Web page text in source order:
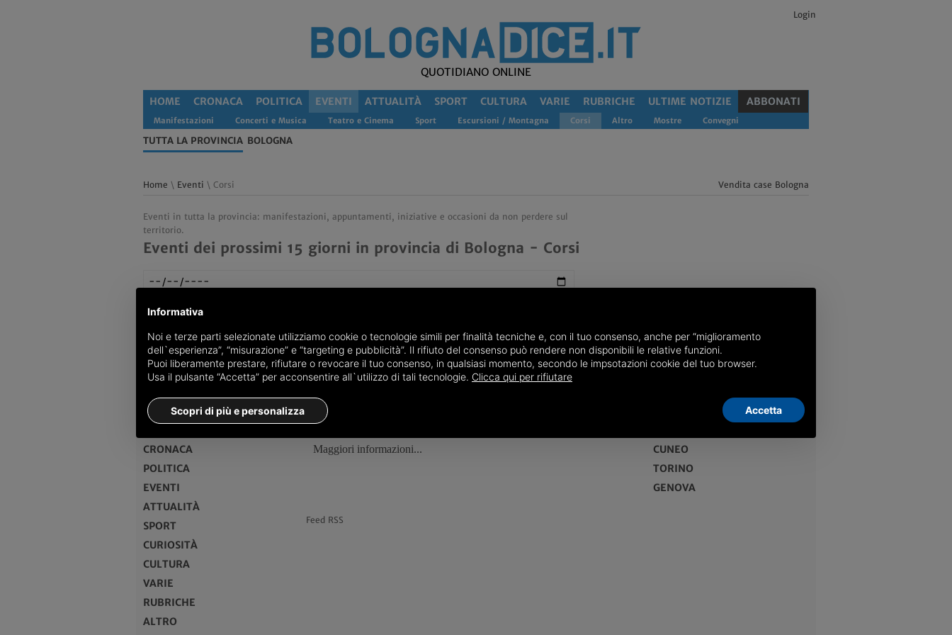
Login
QUOTIDIANO ONLINE
HOME CRONACA POLITICA EVENTI ATTUALITÀ SPORT CULTURA VARIE RUBRICHE ULTIME NOTIZIE ABBONATI
Manifestazioni Concerti e Musica Teatro e Cinema Sport Escursioni / Montagna Corsi Altro Mostre Convegni
TUTTA LA PROVINCIA BOLOGNA
Home \ Eventi \ Corsi Vendita case Bologna
Eventi in tutta la provincia: manifestazioni, appuntamenti, iniziative e occasioni da non perdere sul
territorio.
Eventi dei prossimi 15 giorni in provincia di Bologna - Corsi
MENU
CRONACA
POLITICA
EVENTI
ATTUALITÀ
SPORT
CURIOSITÀ
CULTURA
VARIE
RUBRICHE
ALTRO
REDAZIONE
Maggiori informazioni...
CUNEO
TORINO
GENOVA
Feed RSS
Informativa
Noi e terze parti selezionate utilizziamo cookie o tecnologie simili per finalità tecniche e, con il tuo consenso, anche per “miglioramento
dell`esperienza”, “misurazione” e “targeting e pubblicità”. Il rifiuto del consenso può rendere non disponibili le relative funzioni.
Puoi liberamente prestare, rifiutare o revocare il tuo consenso, in qualsiasi momento, secondo le impsotazioni cookie del tuo browser.
Usa il pulsante “Accetta” per acconsentire all`utilizzo di tali tecnologie. Clicca qui per rifiutare
Scopri di più e personalizza Accetta